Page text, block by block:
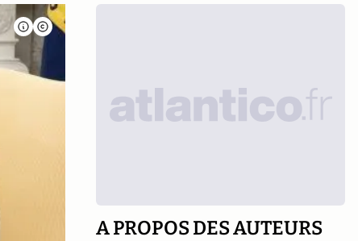
A PROPOS DES AUTEURS